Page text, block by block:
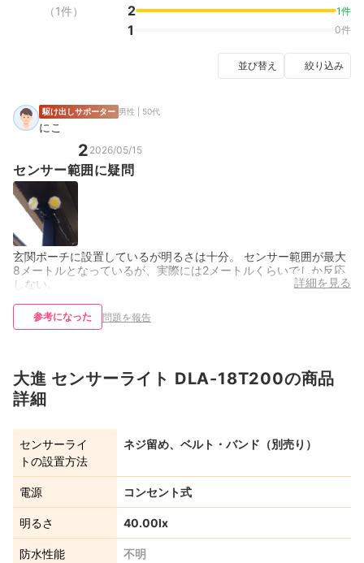
（1件） 2 1件
1 0件
並び替え 絞り込み
駆け出しサポーター 男性 | 50代
にこ
2 2026/05/15
センサー範囲に疑問
玄関ポーチに設置しているが明るさは十分。 センサー範囲が最大
8メートルとなっているが、実際には2メートルくらいでしか反応
しない。
詳細を見る
参考になった 問題を報告
大進 センサーライト DLA-18T200の商品
詳細
センサーライ
トの設置方法
ネジ留め、ベルト・バンド（別売り）
電源 コンセント式
明るさ 40.00lx
防水性能 不明